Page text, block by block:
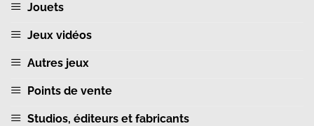
Jouets
Jeux vidéos
Autres jeux
Points de vente
Studios, éditeurs et fabricants